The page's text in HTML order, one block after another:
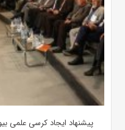
پیشنهاد ایجاد کرسی علمی